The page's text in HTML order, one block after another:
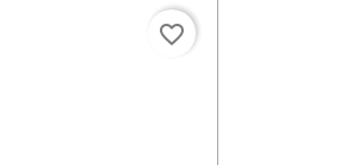
favorite_border